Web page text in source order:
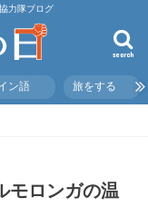
力隊ブログ
search
ン語 旅をする
ロンガの温